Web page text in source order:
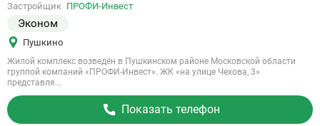
объект
Застройщик ПРОФИ-Инвест
Эконом
Пушкино
Жилой комплекс возведён в Пушкинском районе Московской области
группой компаний «ПРОФИ-Инвест». ЖК «на улице Чехова, 3»
представля...
Показать телефон